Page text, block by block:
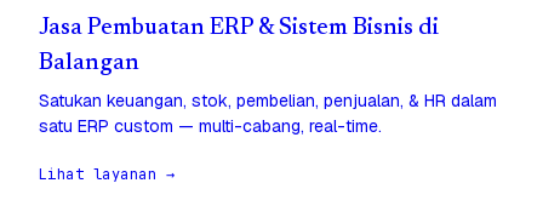
Jasa Pembuatan ERP & Sistem Bisnis di
Balangan
Satukan keuangan, stok, pembelian, penjualan, & HR dalam
satu ERP custom — multi-cabang, real-time.
Lihat layanan →